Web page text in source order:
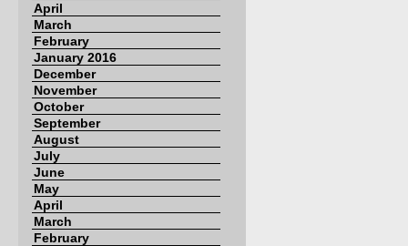
April
March
February
January 2016
December
November
October
September
August
July
June
May
April
March
February